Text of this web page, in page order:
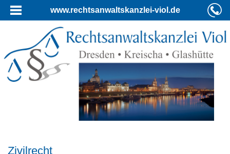
www.rechtsanwaltskanzlei-viol.de
Zivilrecht